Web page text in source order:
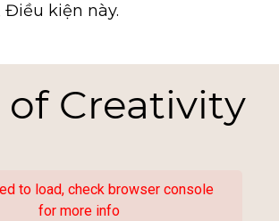
Điều kiện này.
of Creativity
to load, check browser console
for more info